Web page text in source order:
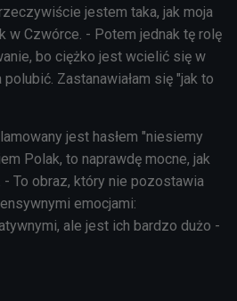
jestem taka, jak moja
w Czwórce. - Potem jednak tę rolę
bo ciężko jest wcielić się w
Zastanawiałam się "jak to
jest hasłem "niesiemy
Polak, to naprawdę mocne, jak
- To obraz, który nie pozostawia
emocjami:
ale jest ich bardzo dużo -